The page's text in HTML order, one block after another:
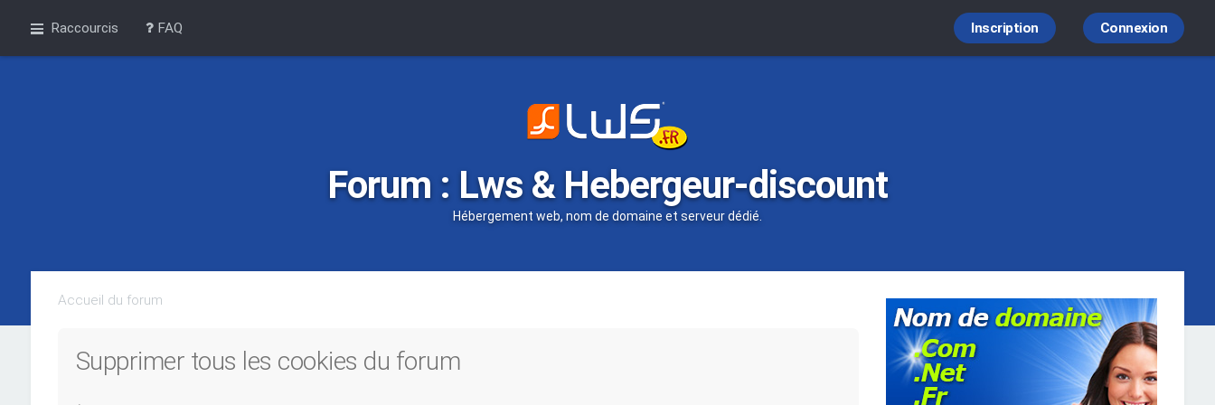
Raccourcis FAQ Connexion
Inscription
Forum : Lws & Hebergeur-discount
Hébergement web, nom de domaine et serveur dédié.
Accueil du forum
Supprimer tous les cookies du forum